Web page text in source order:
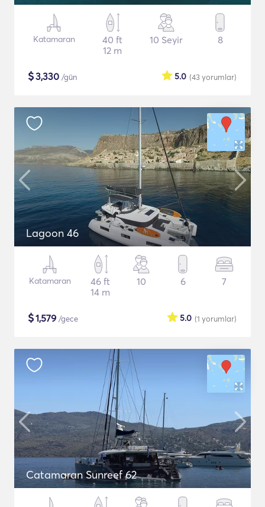
Katamaran
40 ft
12 m
10 Seyir 8
$3,330 /gün (43yorumlar)
5.0
Lagoon 46
Katamaran
46 ft
14 m
10 6 7
$1,579 /gece (1 yorumlar)
5.0
Catamaran Sunreef 62